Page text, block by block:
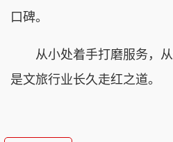
口碑。
从小处着手打磨服务，从
是文旅行业长久走红之道。‌